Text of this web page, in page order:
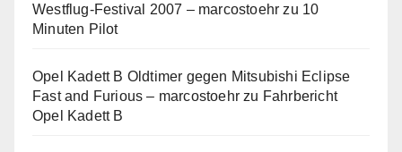
Westflug-Festival 2007 – marcostoehr zu 10
Minuten Pilot
Opel Kadett B Oldtimer gegen Mitsubishi Eclipse
Fast and Furious – marcostoehr zu Fahrbericht
Opel Kadett B